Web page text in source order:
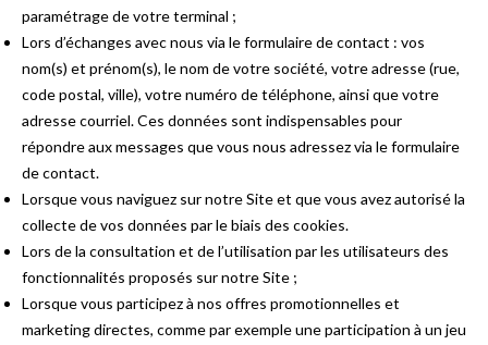
paramétrage de votre terminal ;
Lors d’échanges avec nous via le formulaire de contact : vos
nom(s) et prénom(s), le nom de votre société, votre adresse (rue,
code postal, ville), votre numéro de téléphone, ainsi que votre
adresse courriel. Ces données sont indispensables pour
répondre aux messages que vous nous adressez via le formulaire
de contact.
Lorsque vous naviguez sur notre Site et que vous avez autorisé la
collecte de vos données par le biais des cookies.
Lors de la consultation et de l’utilisation par les utilisateurs des
fonctionnalités proposés sur notre Site ;
Lorsque vous participez à nos offres promotionnelles et
marketing directes, comme par exemple une participation à un jeu